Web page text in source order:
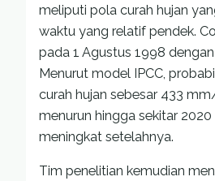
meliputi pola curah hujan
waktu yang relatif pendek.
pada 1 Agustus 1998
Menurut model IPCC,
curah hujan sebesar 433
menurun hingga sekitar
meningkat setelahnya.
Tim penelitian kemudian